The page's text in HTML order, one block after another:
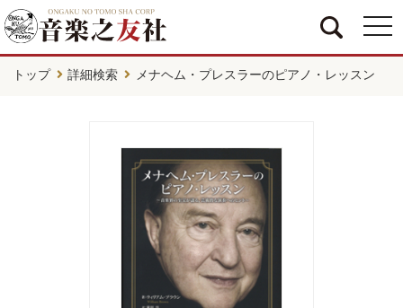
トップ 詳細検索 メナヘム・プレスラーのピアノ・レッスン